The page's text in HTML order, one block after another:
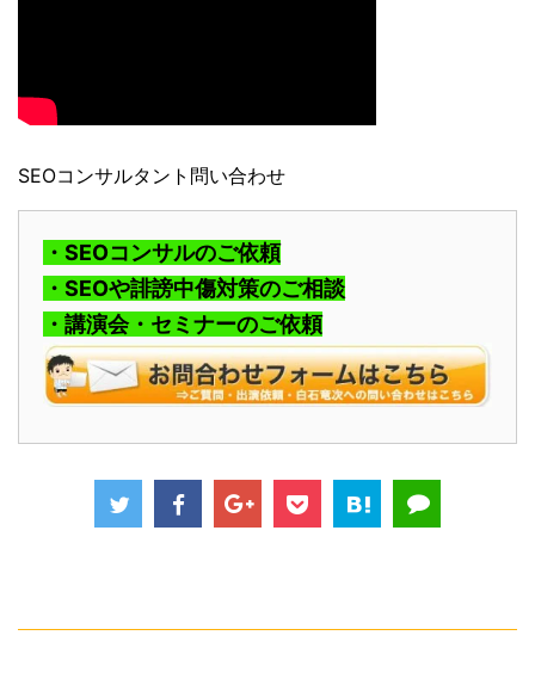
SEOコンサルタント問い合わせ
・SEOコンサルのご依頼
・SEOや誹謗中傷対策のご相談
・講演会・セミナーのご依頼